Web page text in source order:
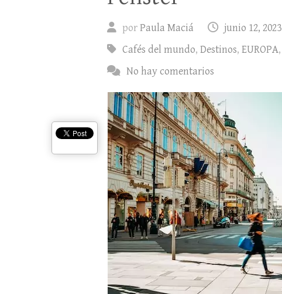
porPaula Maciá
junio 12, 2023
Cafés del mundo, Destinos, EUROPA,
No hay comentarios